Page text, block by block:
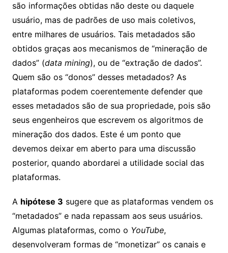
são informações obtidas não deste ou daquele
usuário, mas de padrões de uso mais coletivos,
entre milhares de usuários. Tais metadados são
obtidos graças aos mecanismos de “mineração de
dados” (data mining), ou de “extração de dados”.
Quem são os “donos” desses metadados? As
plataformas podem coerentemente defender que
esses metadados são de sua propriedade, pois são
seus engenheiros que escrevem os algoritmos de
mineração dos dados. Este é um ponto que
devemos deixar em aberto para uma discussão
posterior, quando abordarei a utilidade social das
plataformas.
A hipótese 3 sugere que as plataformas vendem os
“metadados” e nada repassam aos seus usuários.
Algumas plataformas, como o YouTube,
desenvolveram formas de “monetizar” os canais e